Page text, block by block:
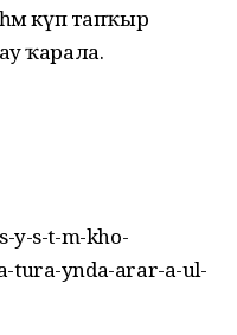
күп тапҡыр
ҡарала.
y-s-t-m-kho-
tura-ynda-arar-a-ul-